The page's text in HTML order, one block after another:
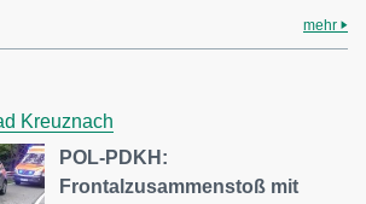
mehr
Kreuznach
POL-PDKH:
Frontalzusammenstoß mit